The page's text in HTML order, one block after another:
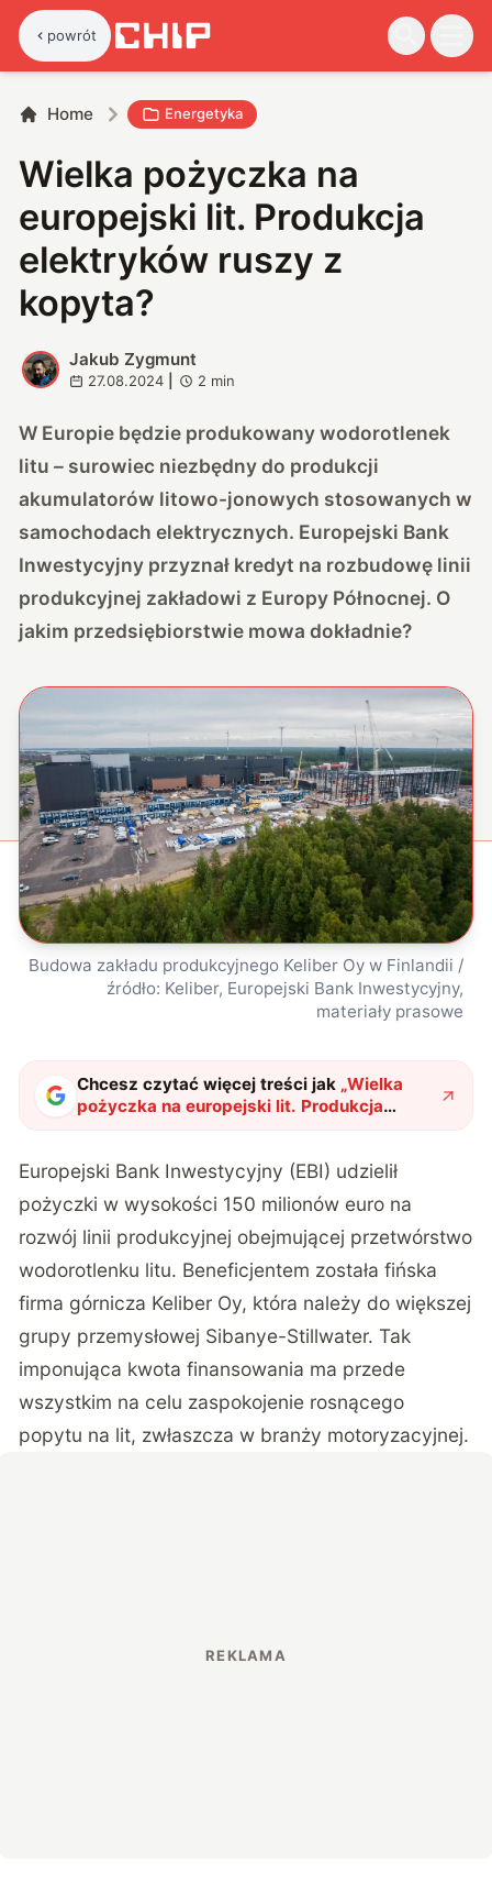
powrót
Home Energetyka
Wielka pożyczka na
europejski lit. Produkcja
elektryków ruszy z
kopyta?
J
Jakub Zygmunt
27.08.2024 2 min
W Europie będzie produkowany wodorotlenek
litu – surowiec niezbędny do produkcji
akumulatorów litowo-jonowych stosowanych w
samochodach elektrycznych. Europejski Bank
Inwestycyjny przyznał kredyt na rozbudowę linii
produkcyjnej zakładowi z Europy Północnej. O
jakim przedsiębiorstwie mowa dokładnie?
Budowa zakładu produkcyjnego Keliber Oy w Finlandii /
źródło: Keliber, Europejski Bank Inwestycyjny,
materiały prasowe
Chcesz czytać więcej treści jak „Wielka
pożyczka na europejski lit. Produkcja
elektryków ruszy z kopyta?"?
Europejski Bank Inwestycyjny (EBI) udzielił
pożyczki w wysokości 150 milionów euro na
rozwój linii produkcyjnej obejmującej przetwórstwo
wodorotlenku litu. Beneficjentem została fińska
firma górnicza Keliber Oy, która należy do większej
grupy przemysłowej Sibanye-Stillwater. Tak
imponująca kwota finansowania ma przede
wszystkim na celu zaspokojenie rosnącego
popytu na lit, zwłaszcza w branży motoryzacyjnej.